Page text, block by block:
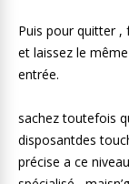
Puis pour quitter ,
et laissez le
entrée.
sachez toutefois
disposantdes
précise a ce